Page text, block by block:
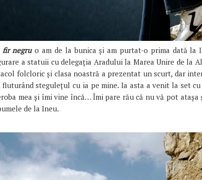
fir negruo am de la bunica și am purtat-o prima dată la
a statuii cu delegația Aradului la Marea Unire de la
folcloric și clasa noastră a prezentat un scurt, dar
fluturând stegulețul cu ia pe mine. Ia asta a venit la set
mea și îmi vine încă… Îmi pare rău că nu vă pot atașa
de la Ineu.